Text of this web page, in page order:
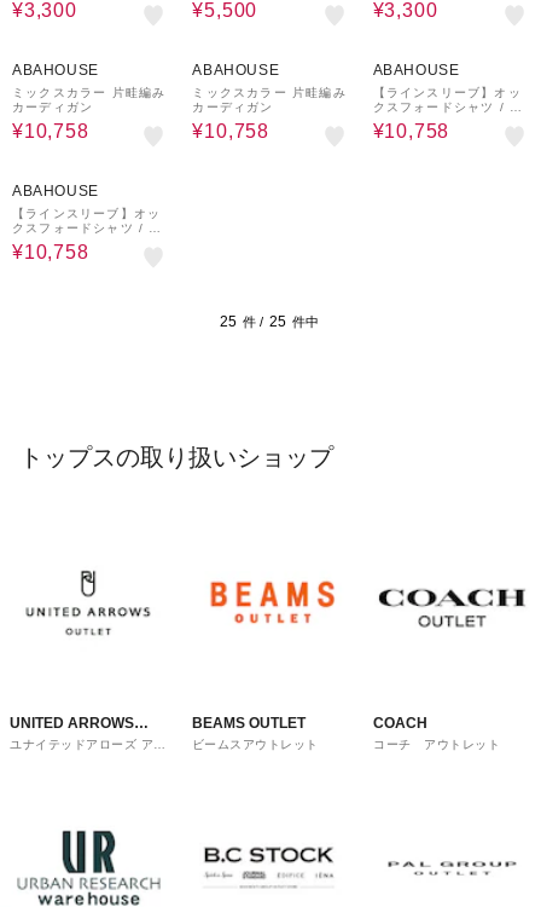
¥3,300 ¥5,500 ¥3,300
ABAHOUSE
ミックスカラー 片畦編み
カーディガン
¥10,758
ABAHOUSE
ミックスカラー 片畦編み
カーディガン
¥10,758
ABAHOUSE
【ラインスリーブ】オッ
クスフォードシャツ / シ
ャツブルゾン
¥10,758
ABAHOUSE
【ラインスリーブ】オッ
クスフォードシャツ / シ
ャツブルゾン
¥10,758
25 件 / 25 件中
トップスの取り扱いショップ
UNITED ARROWS
OUTLET
ユナイテッドアローズ アウ
BEAMS OUTLET
ビームスアウトレット
COACH
コーチ アウトレット